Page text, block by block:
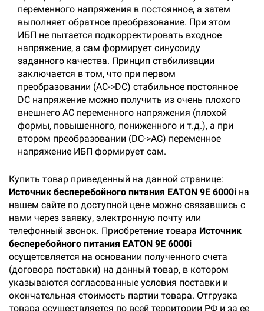
переменного напряжения в постоянное, а затем
выполняет обратное преобразование. При этом
ИБП не пытается подкорректировать входное
напряжение, а сам формирует синусоиду
заданного качества. Принцип стабилизации
заключается в том, что при первом
преобразовании (AC->DC) стабильное постоянное
DC напряжение можно получить из очень плохого
внешнего AC переменного напряжения (плохой
формы, повышенного, пониженного и т.д.), а при
втором преобразовании (DC->AC) переменное
напряжение ИБП формирует сам.
Купить товар приведенный на данной странице:
Источник бесперебойного питания EATON 9E 6000i на
нашем сайте по доступной цене можно связавшись с
нами через заявку, электронную почту или
телефонный звонок. Приобретение товара Источник
бесперебойного питания EATON 9E 6000i
осущетсвляется на основании полученного счета
(договора поставки) на данный товар, в котором
указываются согласованные условия поставки и
окончательная стоимость партии товара. Отгрузка
товара осуществляется по всей территории РФ и за ее